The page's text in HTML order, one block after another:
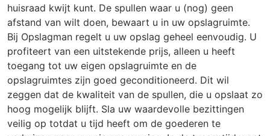
huisraad kwijt kunt. De spullen waar u (nog) geen
afstand van wilt doen, bewaart u in uw opslagruimte.
Bij Opslagman regelt u uw opslag geheel eenvoudig. U
profiteert van een uitstekende prijs, alleen u heeft
toegang tot uw eigen opslagruimte en de
opslagruimtes zijn goed geconditioneerd. Dit wil
zeggen dat de kwaliteit van de spullen, die u opslaat zo
hoog mogelijk blijft. Sla uw waardevolle bezittingen
veilig op totdat u tijd heeft om de goederen te